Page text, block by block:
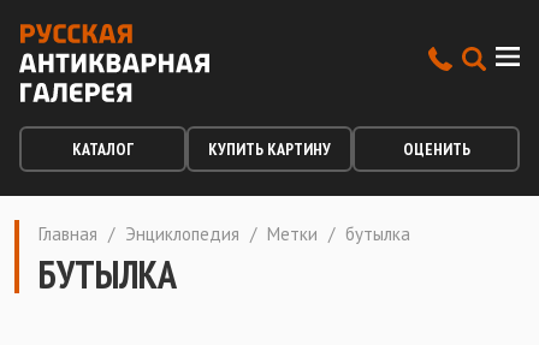
КАТАЛОГ КУПИТЬ КАРТИНУ ОЦЕНИТЬ
Главная / Энциклопедия / Метки / бутылка
БУТЫЛКА